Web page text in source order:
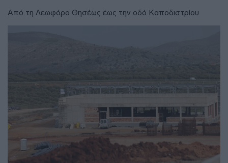
Από τη Λεωφόρο Θησέως έως την οδό Καποδιστρίου